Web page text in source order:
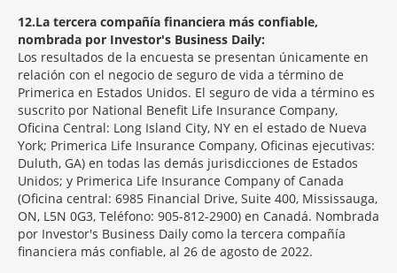
12 La tercera compañía financiera más confiable,
nombrada por Investor's Business Daily:
Los resultados de la encuesta se presentan únicamente en
relación con el negocio de seguro de vida a término de
Primerica en Estados Unidos. El seguro de vida a término es
suscrito por National Benefit Life Insurance Company,
Oficina Central: Long Island City, NY en el estado de Nueva
York; Primerica Life Insurance Company, Oficinas ejecutivas:
Duluth, GA) en todas las demás jurisdicciones de Estados
Unidos; y Primerica Life Insurance Company of Canada
(Oficina central: 6985 Financial Drive, Suite 400, Mississauga,
ON, L5N 0G3, Teléfono: 905-812-2900) en Canadá. Nombrada
por Investor's Business Daily como la tercera compañía
financiera más confiable, al 26 de agosto de 2022.